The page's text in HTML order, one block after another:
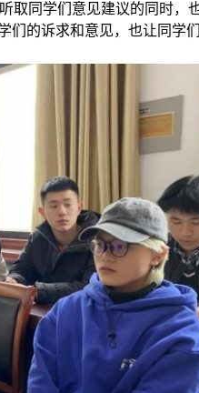
同学们意见建议的同时，
的诉求和意见，也让同学